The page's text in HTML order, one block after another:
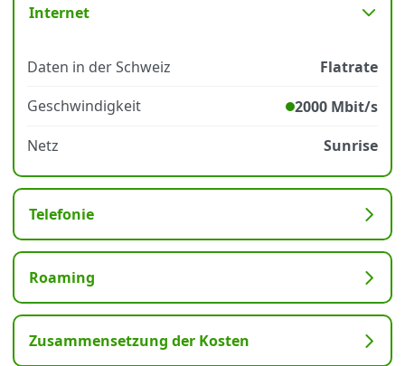
Internet
Daten in der Schweiz
Flatrate
Geschwindigkeit
2000 Mbit/s
Netz
Sunrise
Telefonie
Roaming
Zusammensetzung der Kosten